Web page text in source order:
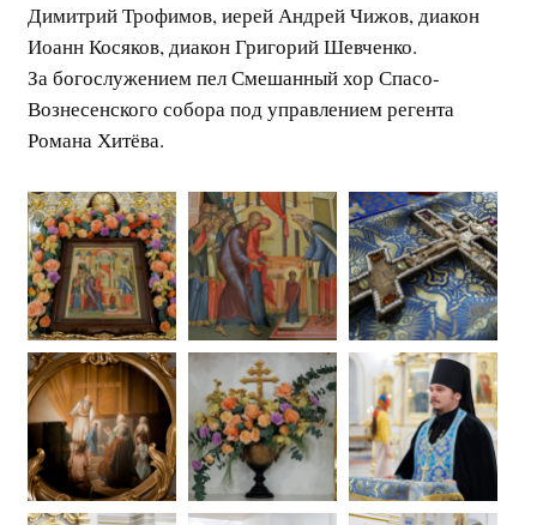
Димитрий Трофимов, иерей Андрей Чижов, диакон
Иоанн Косяков, диакон Григорий Шевченко.
За богослужением пел Смешанный хор Спасо-
Вознесенского собора под управлением регента
Романа Хитёва.